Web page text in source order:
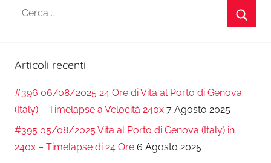
Ricerca
Articoli recenti
#396 06/08/2025 24 Ore di Vita al Porto di Genova
(Italy) – Timelapse a Velocità 240x 7 Agosto 2025
#395 05/08/2025 Vita al Porto di Genova (Italy) in
240x – Timelapse di 24 Ore 6 Agosto 2025